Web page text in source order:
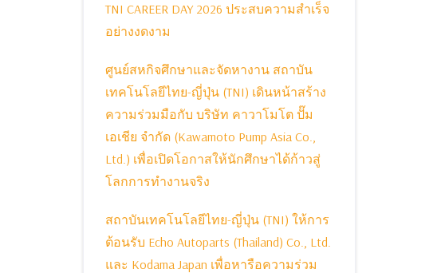
TNI CAREER DAY 2026 ประสบความสำเร็จ
อย่างงดงาม
ศูนย์สหกิจศึกษาและจัดหางาน สถาบัน
เทคโนโลยีไทย-ญี่ปุ่น (TNI) เดินหน้าสร้าง
ความร่วมมือกับ บริษัท คาวาโมโต ปั๊ม
เอเชีย จำกัด (Kawamoto Pump Asia Co.,
Ltd.) เพื่อเปิดโอกาสให้นักศึกษาได้ก้าวสู่
โลกการทำงานจริง
สถาบันเทคโนโลยีไทย-ญี่ปุ่น (TNI) ให้การ
ต้อนรับ Echo Autoparts (Thailand) Co., Ltd.
และ Kodama Japan เพื่อหารือความร่วม